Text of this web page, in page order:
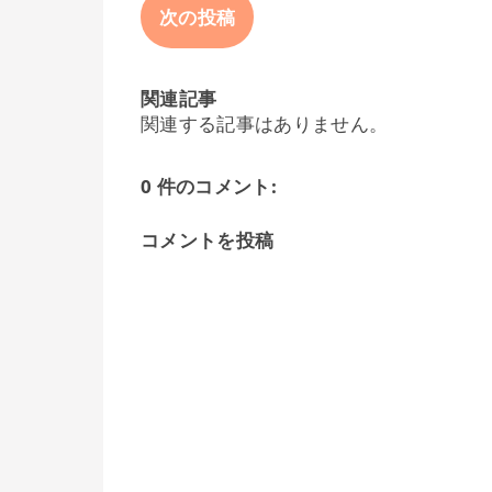
次の投稿
関連記事
関連する記事はありません。
0 件のコメント:
コメントを投稿